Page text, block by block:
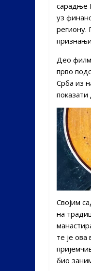
сарадње
уз
региону.
Део
прво
Срба из
Својим
на
те је
био